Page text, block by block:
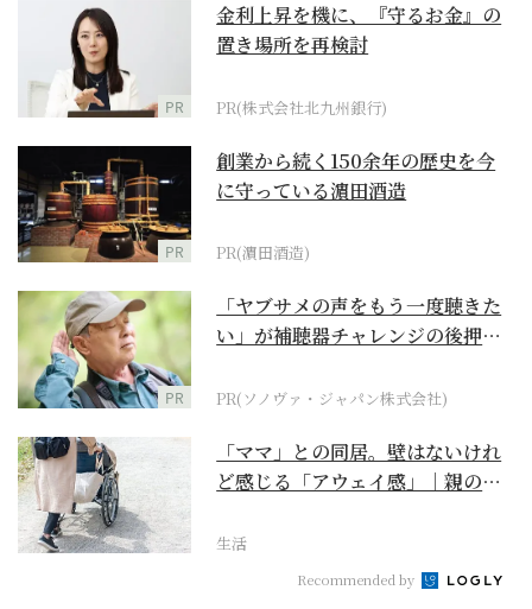
PR
金利上昇を機に、『守るお金』の
置き場所を再検討
PR(株式会社北九州銀行)
PR
創業から続く150余年の歴史を今
に守っている濵田酒造
PR(濵田酒造)
PR
「ヤブサメの声をもう一度聴きた
い」が補聴器チャレンジの後押し
PR(ソノヴァ・ジャパン株式会社)
「ママ」との同居。壁はないけれ
ど感じる「アウェイ感」｜親の終
生活
Recommended by